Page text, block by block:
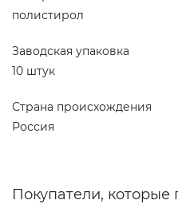
полистирол
Заводская упаковка
10 штук
Страна происхождения
Россия
Покупатели,